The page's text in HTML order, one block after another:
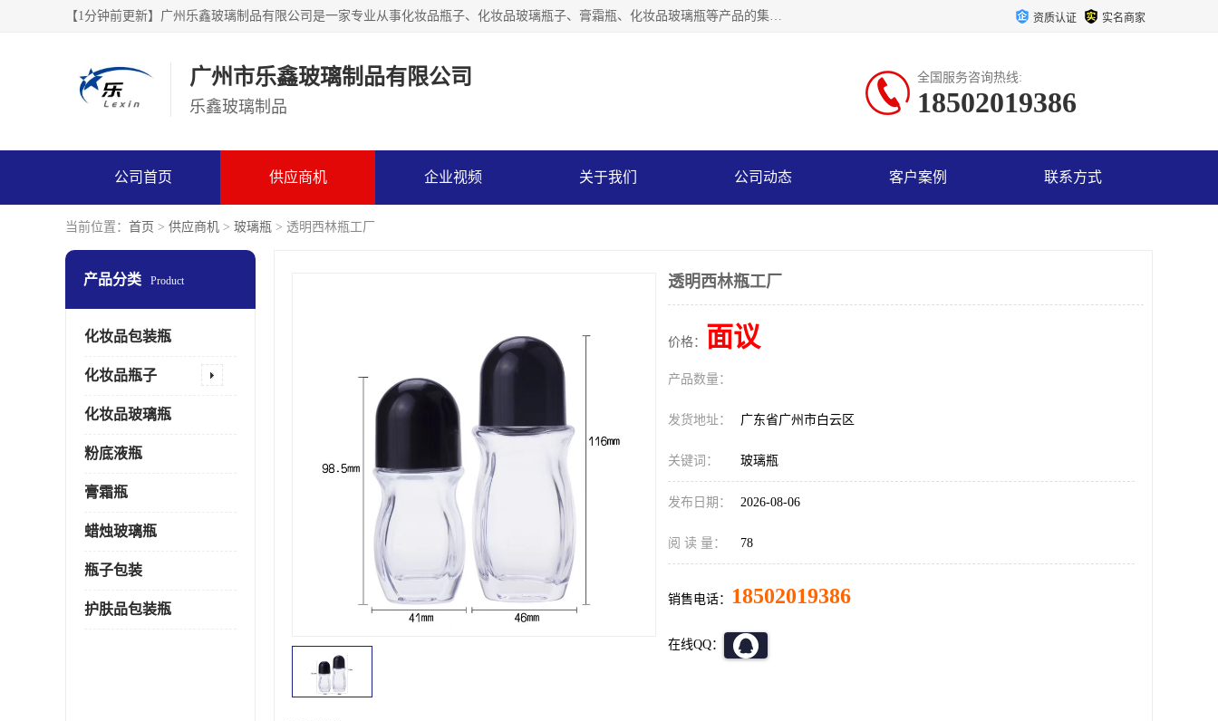
【1分钟前更新】广州乐鑫玻璃制品有限公司是一家专业从事化妆品瓶子、化妆品玻璃瓶子、膏霜瓶、化妆品玻璃瓶等产品的集开发研制、生产、销售于一体的实业型玻璃制品生产企业。产品从设计、开模、试样、生产、蒙砂、抛光、喷涂、高低温单色及多色印刷，烫金（银）到交货实现一条龙服务。 资质认证 实名商家
广州市乐鑫玻璃制品有限公司
乐鑫玻璃制品
全国服务咨询热线:
18502019386
公司首页 供应商机 企业视频 关于我们 公司动态 客户案例 联系方式
当前位置： 首页 > 供应商机 > 玻璃瓶 > 透明西林瓶工厂
产品分类 Product
化妆品包装瓶
化妆品瓶子
化妆品玻璃瓶
粉底液瓶
膏霜瓶
蜡烛玻璃瓶
瓶子包装
护肤品包装瓶
透明西林瓶工厂
价格： 面议
产品数量：
发货地址： 广东省广州市白云区
关键词： 玻璃瓶
发布日期： 2026-08-06
阅 读 量： 78
销售电话： 18502019386
在线QQ：